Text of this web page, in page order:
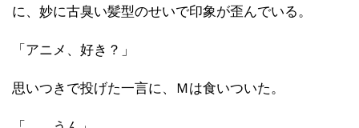
に、妙に古臭い髪型のせいで印象が歪んでいる。
「アニメ、好き？」
思いつきで投げた一言に、Ｍは食いついた。